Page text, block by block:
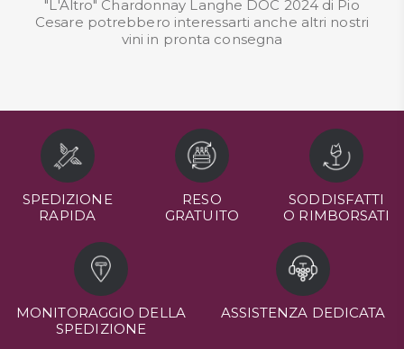
"L'Altro" Chardonnay Langhe DOC 2024 di Pio
Cesare potrebbero interessarti anche altri nostri
vini in pronta consegna
SPEDIZIONE
RAPIDA
RESO
GRATUITO
SODDISFATTI
O RIMBORSATI
MONITORAGGIO DELLA
SPEDIZIONE
ASSISTENZA DEDICATA